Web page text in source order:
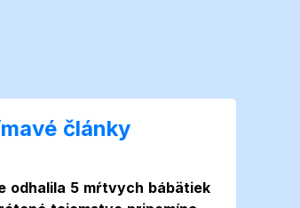
články
odhalila 5 mŕtvych bábätiek